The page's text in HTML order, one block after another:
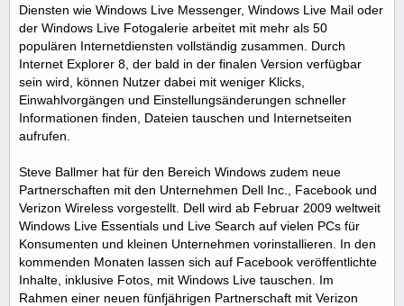
Diensten wie Windows Live Messenger, Windows Live Mail oder
der Windows Live Fotogalerie arbeitet mit mehr als 50
populären Internetdiensten vollständig zusammen. Durch
Internet Explorer 8, der bald in der finalen Version verfügbar
sein wird, können Nutzer dabei mit weniger Klicks,
Einwahlvorgängen und Einstellungsänderungen schneller
Informationen finden, Dateien tauschen und Internetseiten
aufrufen.
Steve Ballmer hat für den Bereich Windows zudem neue
Partnerschaften mit den Unternehmen Dell Inc., Facebook und
Verizon Wireless vorgestellt. Dell wird ab Februar 2009 weltweit
Windows Live Essentials und Live Search auf vielen PCs für
Konsumenten und kleinen Unternehmen vorinstallieren. In den
kommenden Monaten lassen sich auf Facebook veröffentlichte
Inhalte, inklusive Fotos, mit Windows Live tauschen. Im
Rahmen einer neuen fünfjährigen Partnerschaft mit Verizon